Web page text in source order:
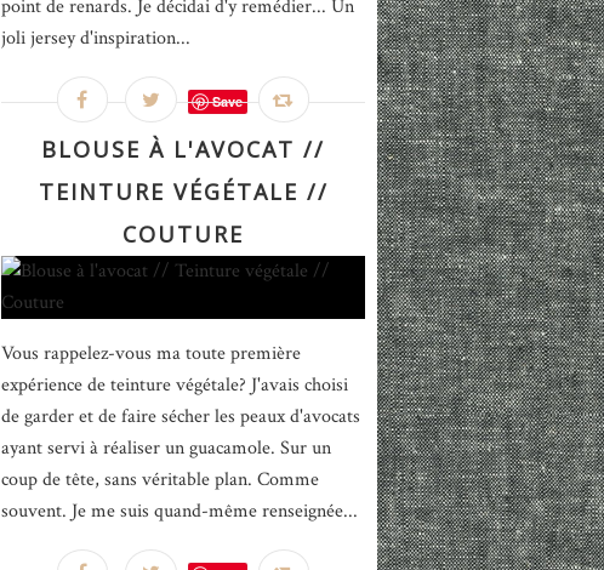
point de renards. Je décidai d'y remédier... Un
joli jersey d'inspiration...
Save
BLOUSE À L'AVOCAT //
TEINTURE VÉGÉTALE //
COUTURE
Vous rappelez-vous ma toute première
expérience de teinture végétale? J'avais choisi
de garder et de faire sécher les peaux d'avocats
ayant servi à réaliser un guacamole. Sur un
coup de tête, sans véritable plan. Comme
souvent. Je me suis quand-même renseignée...